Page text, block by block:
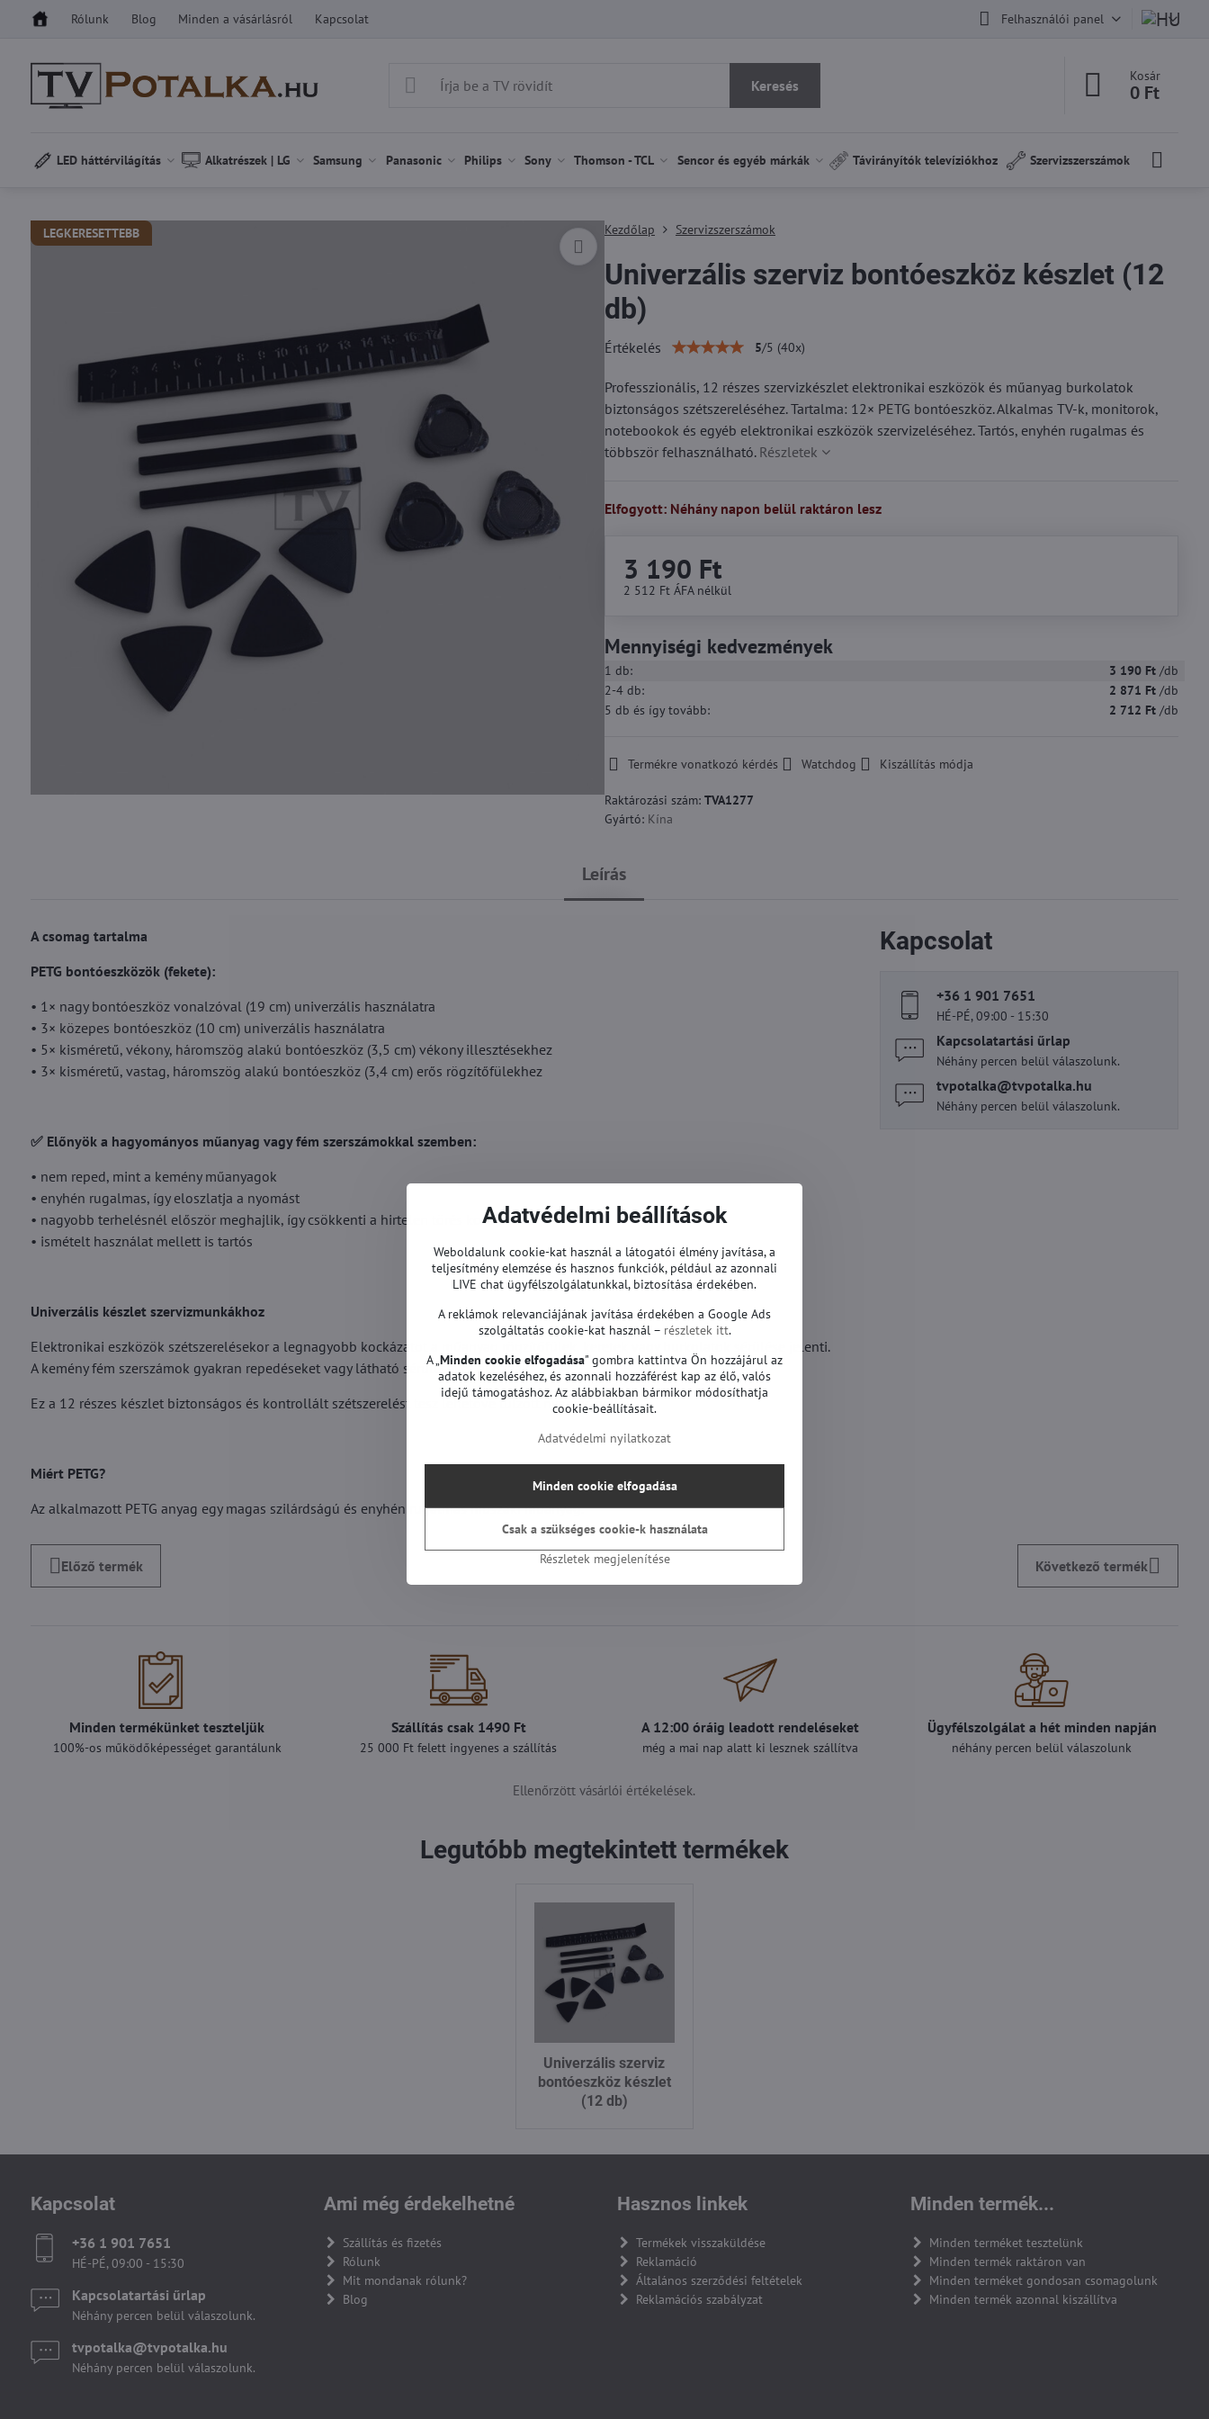
Rólunk Blog Minden a vásárlásról Kapcsolat Felhasználói panel
Keresés
Kosár
0 Ft
LED háttérvilágítás Alkatrészek | LG Samsung Panasonic Philips Sony Thomson - TCL Sencor és egyéb márkák Távirányítók televíziókhoz Szervizszerszámok
LEGKERESETTEBB Kezdőlap Szervizszerszámok
Univerzális szerviz bontóeszköz készlet (12
db)
Értékelés 5/5 (40x)
Professzionális, 12 részes szervizkészlet elektronikai eszközök és műanyag burkolatok
biztonságos szétszereléséhez. Tartalma: 12× PETG bontóeszköz. Alkalmas TV-k, monitorok,
notebookok és egyéb elektronikai eszközök szervizeléséhez. Tartós, enyhén rugalmas és
többször felhasználható. Részletek
Elfogyott: Néhány napon belül raktáron lesz
3 190 Ft
2 512 Ft ÁFA nélkül
Mennyiségi kedvezmények
1 db: 3 190 Ft /db
2-4db: 2 871 Ft /db
5 db és így tovább: 2 712 Ft /db
Termékre vonatkozó kérdés Watchdog Kiszállítás módja
Raktározási szám: TVA1277
Gyártó: Kína
Leírás
A csomag tartalma
PETG bontóeszközök (fekete):
• 1× nagy bontóeszköz vonalzóval (19 cm) univerzális használatra
• 3× közepes bontóeszköz (10 cm) univerzális használatra
• 5× kisméretű, vékony, háromszög alakú bontóeszköz (3,5 cm) vékony illesztésekhez
• 3× kisméretű, vastag, háromszög alakú bontóeszköz (3,4 cm) erős rögzítőfülekhez
✅ Előnyök a hagyományos műanyag vagy fém szerszámokkal szemben:
• nem reped, mint a kemény műanyagok
• enyhén rugalmas, így eloszlatja a nyomást
• nagyobb terhelésnél először meghajlik, így csökkenti a hirtelen törés kockázatát
• ismételt használat mellett is tartós
Univerzális készlet szervizmunkákhoz
Elektronikai eszközök szétszerelésekor a legnagyobb kockázatot a műanyag rögzítőfülek, keretek vagy burkolatok sérülése jelenti.
A kemény fém szerszámok gyakran repedéseket vagy látható sérüléseket okoznak.
Ez a 12 részes készlet biztonságos és kontrollált szétszerelést tesz lehetővé túlzott nyomás nélkül.
Miért PETG?
Az alkalmazott PETG anyag egy magas szilárdságú és enyhén rugalmas műszaki műanyag.
Kapcsolat
+36 1 901 7651
HÉ-PÉ, 09:00 - 15:30
Kapcsolatartási űrlap
Néhány percen belül válaszolunk.
tvpotalka​@tvpotalka​.hu
Néhány percen belül válaszolunk.
Előző termék Következő termék
Minden termékünket teszteljük
100%-os működőképességet garantálunk
Szállítás csak 1490 Ft
25 000 Ft felett ingyenes a szállítás
A 12:00 óráig leadott rendeléseket
még a mai nap alatt ki lesznek szállítva
Ügyfélszolgálat a hét minden napján
néhány percen belül válaszolunk
Ellenőrzött vásárlói értékelések.
Legutóbb megtekintett termékek
Univerzális szerviz
bontóeszköz készlet
(12 db)
Kapcsolat
+36 1 901 7651
HÉ-PÉ, 09:00 - 15:30
Kapcsolatartási űrlap
Néhány percen belül válaszolunk.
tvpotalka​@tvpotalka​.hu
Néhány percen belül válaszolunk.
Ami még érdekelhetné
Szállítás és fizetés
Rólunk
Mit mondanak rólunk?
Blog
Hasznos linkek
Termékek visszaküldése
Reklamáció
Általános szerződési feltételek
Reklamációs szabályzat
Minden termék...
Minden terméket tesztelünk
Minden termék raktáron van
Minden terméket gondosan csomagolunk
Minden termék azonnal kiszállítva
Adatvédelmi beállítások
Weboldalunk cookie-kat használ a látogatói élmény javítása, a
teljesítmény elemzése és hasznos funkciók, például az azonnali
LIVE chat ügyfélszolgálatunkkal, biztosítása érdekében.
A reklámok relevanciájának javítása érdekében a Google Ads
szolgáltatás cookie-kat használ – részletek itt.
A „ Minden cookie elfogadása" gombra kattintva Ön hozzájárul az
adatok kezeléséhez, és azonnali hozzáférést kap az élő, valós
idejű támogatáshoz. Az alábbiakban bármikor módosíthatja
cookie-beállításait.
Adatvédelmi nyilatkozat
Részletek megjelenítése
Minden cookie elfogadása
Csak a szükséges cookie-k használata